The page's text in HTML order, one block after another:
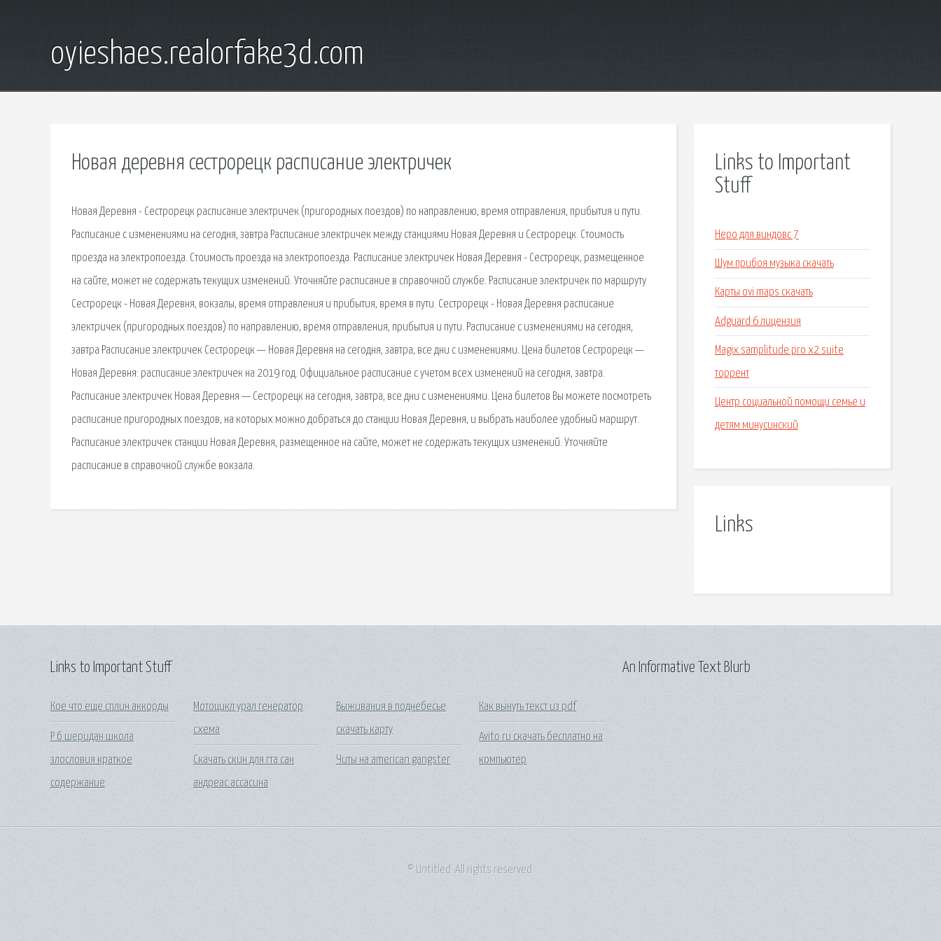
oyieshaes.realorfake3d.com
Новая деревня сестрорецк расписание электричек
Новая Деревня - Сестрорецк расписание электричек (пригородных поездов) по направлению, время отправления, прибытия и пути.
Расписание с изменениями на сегодня, завтра Расписание электричек между станциями Новая Деревня и Сестрорецк. Стоимость
проезда на электропоезда. Стоимость проезда на электропоезда. Расписание электричек Новая Деревня - Сестрорецк, размещенное
на сайте, может не содержать текущих изменений. Уточняйте расписание в справочной службе. Расписание электричек по маршруту
Сестрорецк - Новая Деревня, вокзалы, время отправления и прибытия, время в пути. Сестрорецк - Новая Деревня расписание
электричек (пригородных поездов) по направлению, время отправления, прибытия и пути. Расписание с изменениями на сегодня,
завтра Расписание электричек Сестрорецк — Новая Деревня на сегодня, завтра, все дни с изменениями. Цена билетов Сестрорецк —
Новая Деревня: расписание электричек на 2019 год. Официальное расписание с учетом всех изменений на сегодня, завтра.
Расписание электричек Новая Деревня — Сестрорецк на сегодня, завтра, все дни с изменениями. Цена билетов Вы можете посмотреть
расписание пригородных поездов, на которых можно добраться до станции Новая Деревня, и выбрать наиболее удобный маршрут.
Расписание электричек станции Новая Деревня, размещенное на сайте, может не содержать текущих изменений. Уточняйте
расписание в справочной службе вокзала.
Links to Important
Stuff
Неро для виндовс 7
Шум прибоя музыка скачать
Карты ovi maps скачать
Adguard 6 лицензия
Magix samplitude pro x2 suite
торрент
Центр социальной помощи семье и
детям минусинский
Links
Links to Important Stuff
Кое что еще сплин аккорды
Р б шеридан школа
злословия краткое
содержание
Мотоцикл урал генератор
схема
Скачать скин для гта сан
андреас ассасина
Выживания в поднебесье
скачать карту
Читы на american gangster
Как вынуть текст из pdf
Avito ru скачать бесплатно на
компьютер
An Informative Text Blurb
© Untitled. All rights reserved.